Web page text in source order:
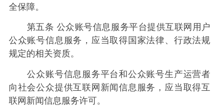
全保障。
第五条 公众账号信息服务平台提供互联网用户
公众账号信息服务，应当取得国家法律、行政法规
规定的相关资质。
公众账号信息服务平台和公众账号生产运营者
向社会公众提供互联网新闻信息服务，应当取得互
联网新闻信息服务许可。